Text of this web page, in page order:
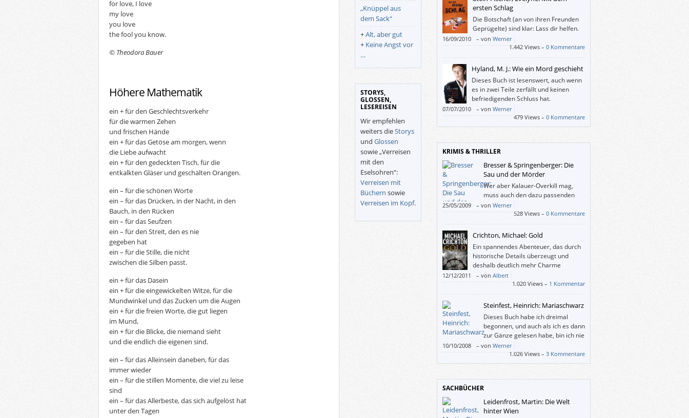
for love, I love
my love
you love
the fool you know.
© Theodora Bauer
Höhere Mathematik
ein + für den Geschlechtsverkehr
für die warmen Zehen
und frischen Hände
ein + für das Getöse am morgen, wenn
die Liebe aufwacht
ein + für den gedeckten Tisch, für die
entkalkten Gläser und geschälten Orangen.
ein – für die schönen Worte
ein – für das Drücken, in der Nacht, in den
Bauch, in den Rücken
ein – für das Seufzen
ein – für den Streit, den es nie
gegeben hat
ein – für die Stille, die nicht
zwischen die Silben passt.
ein + für das Dasein
ein + für die eingewickelten Witze, für die
Mundwinkel und das Zucken um die Augen
ein + für die freien Worte, die gut liegen
im Mund,
ein + für die Blicke, die niemand sieht
und die endlich die eigenen sind.
ein – für das Alleinsein daneben, für das
immer wieder
ein – für die stillen Momente, die viel zu leise
sind
ein – für das Allerbeste, das sich aufgelöst hat
unter den Tagen
„Knüppel aus
dem Sack“
+Alt, aber gut
+ Keine Angst vor
…
STORYS,
GLOSSEN,
LESEREISEN
Wir empfehlen
weiters dieStorys
und Glossen
sowie „Verreisen
mit den
Eselsohren“:
Verreisen mit
Büchern sowie
Verreisen im Kopf.
etwas wie ein kollektives Gewissen dar: Auch
verjährtes Unrecht bleibt Unrecht.
ersten Schlag
Die Botschaft (an von ihren Freunden
Geprügelte) sind klar: Lass dir helfen.
Und werde es nicht leid, deine Hilfe
anzubieten.
16/09/2010 – von Werner
1.442 Views – 0 Kommentare
Hyland, M. J.: Wie ein Mord geschieht
Dieses Buch ist lesenswert, auch wenn
es in zwei Teile zerfällt und keinen
befriedigenden Schluss hat.
07/07/2010 – von Werner
479 Views – 0 Kommentare
KRIMIS & THRILLER
Bresser & Springenberger: Die
Sau und der Mörder
Wer aber Kalauer-Overkill mag,
muss auch den dazu passenden
überbordend-jenseitigen
Kriminalfall inklusive gesucht origineller Figuren
mögen. Leider ist das bei mir in diesem Fall auch
nicht der Fall.
25/05/2009 – von Werner
528 Views – 0 Kommentare
Crichton, Michael: Gold
Ein spannendes Abenteuer, das durch
historische Details überzeugt und
deshalb deutlich mehr Charme
mitbringt als die meisten Blockbuster
zu diesem Thema.
12/12/2011 – von Albert
1.020 Views – 1 Kommentar
Steinfest, Heinrich: Mariaschwarz
Dieses Buch habe ich dreimal
begonnen, und auch als ich es dann
zur Gänze gelesen habe, bin ich nie
richtig hineingekommen: Ich weiß
nicht, was Heinrich Steinfest damit wollte.
10/10/2008 – von Werner
1.026 Views – 3 Kommentare
SACHBÜCHER
Leidenfrost, Martin: Die Welt
hinter Wien